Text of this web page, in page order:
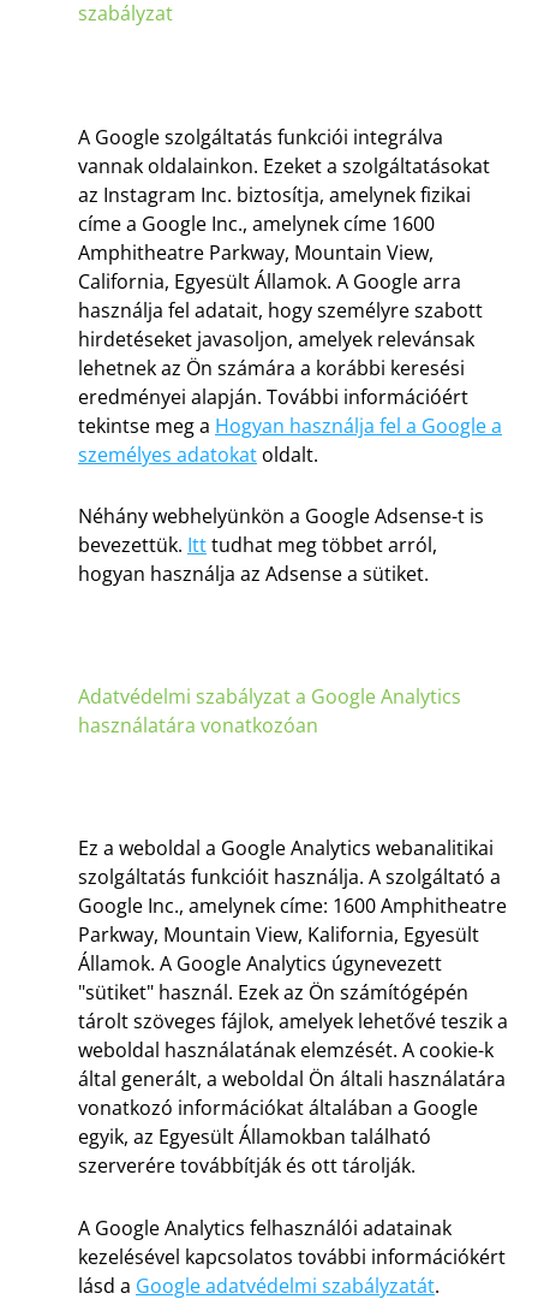
szabályzat
A Google szolgáltatás funkciói integrálva
vannak oldalainkon. Ezeket a szolgáltatásokat
az Instagram Inc. biztosítja, amelynek fizikai
címe a Google Inc., amelynek címe 1600
Amphitheatre Parkway, Mountain View,
California, Egyesült Államok. A Google arra
használja fel adatait, hogy személyre szabott
hirdetéseket javasoljon, amelyek relevánsak
lehetnek az Ön számára a korábbi keresési
eredményei alapján. További információért
tekintse meg a Hogyan használja fel a Google a
személyes adatokat oldalt.
Néhány webhelyünkön a Google Adsense-t is
bevezettük. Itttudhat meg többet arról,
hogyan használja az Adsense a sütiket.
Adatvédelmi szabályzat a Google Analytics
használatára vonatkozóan
Ez a weboldal a Google Analytics webanalitikai
szolgáltatás funkcióit használja. A szolgáltató a
Google Inc., amelynek címe: 1600 Amphitheatre
Parkway, Mountain View, Kalifornia, Egyesült
Államok. A Google Analytics úgynevezett
"sütiket" használ. Ezek az Ön számítógépén
tárolt szöveges fájlok, amelyek lehetővé teszik a
weboldal használatának elemzését. A cookie-k
által generált, a weboldal Ön általi használatára
vonatkozó információkat általában a Google
egyik, az Egyesült Államokban található
szerverére továbbítják és ott tárolják.
A Google Analytics felhasználói adatainak
kezelésével kapcsolatos további információkért
lásd a Google adatvédelmi szabályzatát.